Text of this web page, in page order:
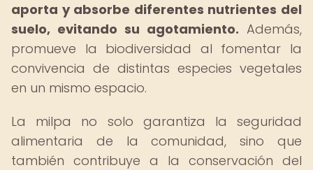
aporta y absorbe diferentes nutrientes del
suelo, evitando su agotamiento. Además,
promueve la biodiversidad al fomentar la
convivencia de distintas especies vegetales
en un mismo espacio.
La milpa no solo garantiza la seguridad
alimentaria de la comunidad, sino que
también contribuye a la conservación del